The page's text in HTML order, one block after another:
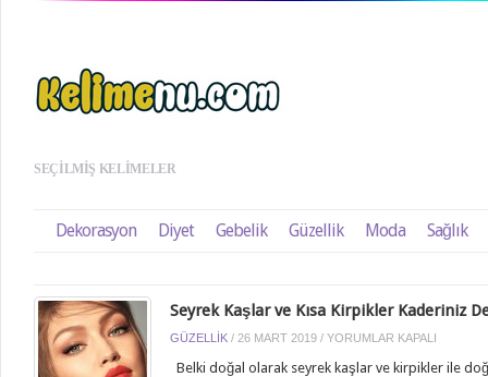
SEÇILMIŞ KELIMELER
Dekorasyon Diyet Gebelik Güzellik Moda Sağlık
Seyrek Kaşlar ve Kısa Kirpikler Kaderiniz
GÜZELLIK / 26 MART 2019 / SEYREK
YORUMLAR KAPALI
Belki doğal olarak seyrek kaşlar ve kirpikler ile